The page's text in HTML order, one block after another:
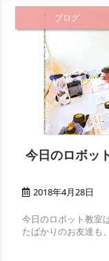
今日のロボッ
2018年4月28日
ブログ
今日のロボット教室
たばかりのお友達も